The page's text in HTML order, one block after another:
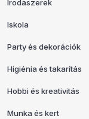
Irodaszerek
Iskola
Party és dekorációk
Higiénia és takarítás
Hobbi és kreativitás
Munka és kert